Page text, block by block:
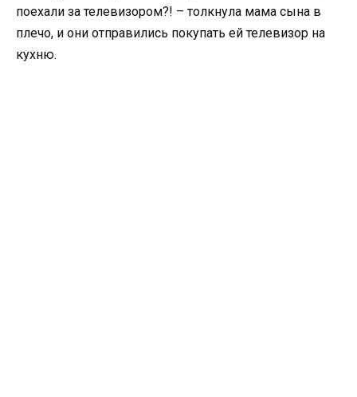
поехали за телевизором?! – толкнула мама сына в
плечо, и они отправились покупать ей телевизор на
кухню.